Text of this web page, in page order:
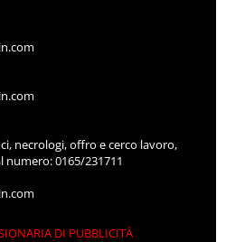
necrologi, offro e cerco lavoro,
0165/231711
DI PUBBLICITÀ